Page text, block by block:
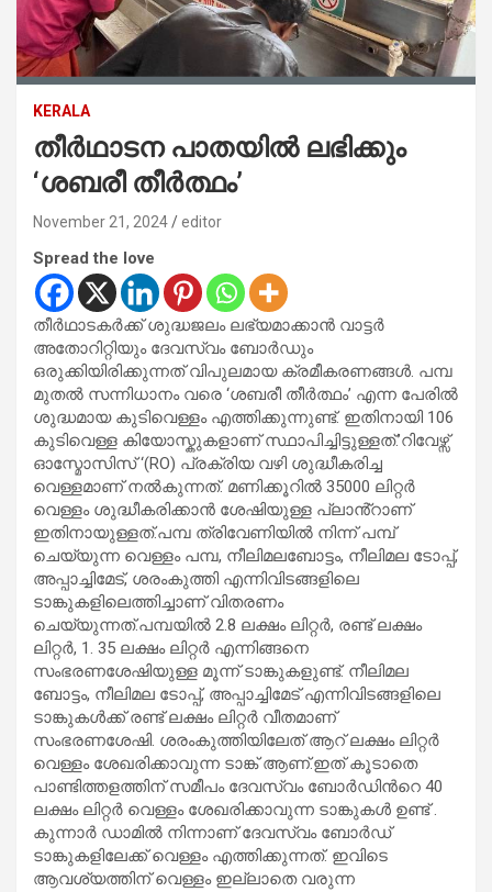
KERALA
തീർഥാടന പാതയിൽ ലഭിക്കും
‘ശബരീ തീർത്ഥം’
November 21, 2024 editor
Spread the love
തീർഥാടകർക്ക് ശുദ്ധജലം ലഭ്യമാക്കാൻ വാട്ടർ
അതോറിറ്റിയും ദേവസ്വം ബോർഡും
ഒരുക്കിയിരിക്കുന്നത് വിപുലമായ ക്രമീകരണങ്ങൾ. പമ്പ
മുതൽ സന്നിധാനം വരെ ‘ശബരീ തീർത്ഥം’ എന്ന പേരിൽ
ശുദ്ധമായ കുടിവെള്ളം എത്തിക്കുന്നുണ്ട്. ഇതിനായി 106
കുടിവെള്ള കിയോസ്കുകളാണ് സ്ഥാപിച്ചിട്ടുള്ളത്.’റിവേഴ്സ്
ഓസ്മോസിസ് ‘(RO) പ്രക്രിയ വഴി ശുദ്ധീകരിച്ച
വെള്ളമാണ് നൽകുന്നത്. മണിക്കൂറിൽ 35000 ലിറ്റർ
വെള്ളം ശുദ്ധീകരിക്കാൻ ശേഷിയുള്ള പ്ലാൻ്റാണ്
ഇതിനായുള്ളത്.പമ്പ ത്രിവേണിയിൽ നിന്ന് പമ്പ്
ചെയ്യുന്ന വെള്ളം പമ്പ, നീലിമലബോട്ടം, നീലിമല ടോപ്പ്,
അപ്പാച്ചിമേട്, ശരംകുത്തി എന്നിവിടങ്ങളിലെ
ടാങ്കുകളിലെത്തിച്ചാണ് വിതരണം
ചെയ്യുന്നത്.പമ്പയിൽ 2.8 ലക്ഷം ലിറ്റർ, രണ്ട് ലക്ഷം
ലിറ്റർ, 1. 35 ലക്ഷം ലിറ്റർ എന്നിങ്ങനെ
സംഭരണശേഷിയുള്ള മൂന്ന് ടാങ്കുകളുണ്ട്. നീലിമല
ബോട്ടം, നീലിമല ടോപ്പ്, അപ്പാച്ചിമേട് എന്നിവിടങ്ങളിലെ
ടാങ്കുകൾക്ക് രണ്ട് ലക്ഷം ലിറ്റർ വീതമാണ്
സംഭരണശേഷി. ശരംകുത്തിയിലേത് ആറ് ലക്ഷം ലിറ്റർ
വെള്ളം ശേഖരിക്കാവുന്ന ടാങ്ക് ആണ്.ഇത് കൂടാതെ
പാണ്ടിത്തളത്തിന് സമീപം ദേവസ്വം ബോർഡിൻറെ 40
ലക്ഷം ലിറ്റർ വെള്ളം ശേഖരിക്കാവുന്ന ടാങ്കുകൾ ഉണ്ട് .
കുന്നാർ ഡാമിൽ നിന്നാണ് ദേവസ്വം ബോർഡ്
ടാങ്കുകളിലേക്ക് വെള്ളം എത്തിക്കുന്നത്. ഇവിടെ
ആവശ്യത്തിന് വെള്ളം ഇല്ലാതെ വരുന്ന